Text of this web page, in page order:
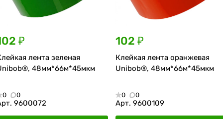
₽
лента зеленая
48мм*66м*45мкм
0 0
9600072
102 ₽
Клейкая лента оранжевая
Unibob®, 48мм*66м*45мкм
0 0
Арт. 9600109